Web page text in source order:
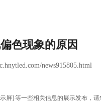
色现象的原因
news915805.html
屏}等一些相关信息的展示发布，请